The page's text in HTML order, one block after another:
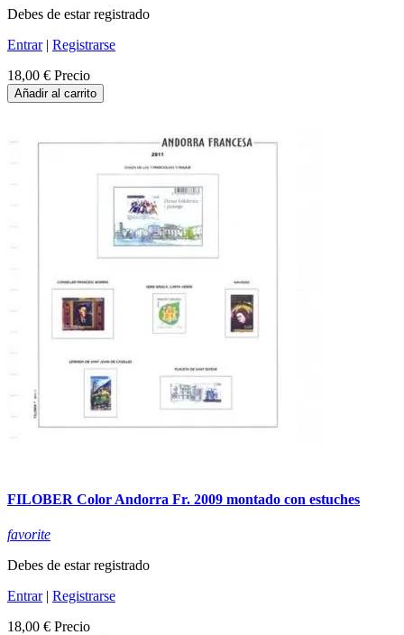
Debes de estar registrado
Entrar| Registrarse
18,00 € Precio
Añadir al carrito
FILOBER Color Andorra Fr. 2009 montado con estuches
favorite
Debes de estar registrado
Entrar| Registrarse
18,00 € Precio